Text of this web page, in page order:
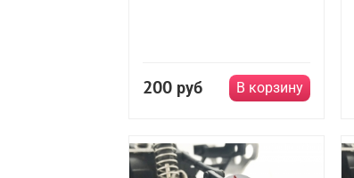
200 руб В корзину